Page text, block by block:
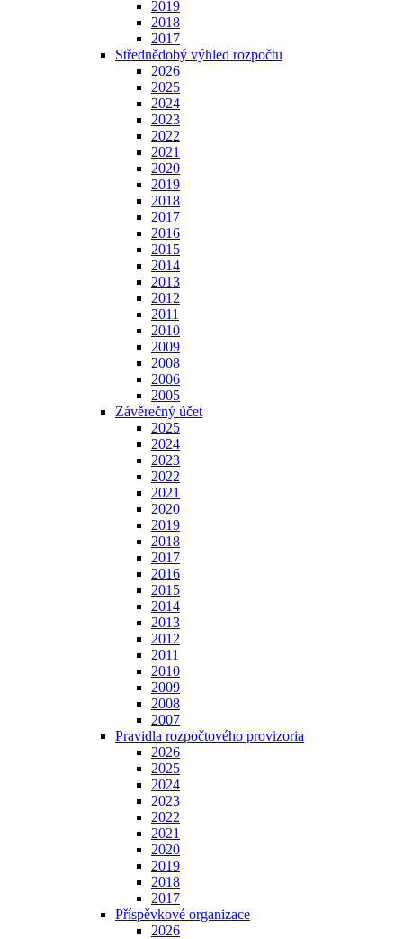
2019
2018
2017
Střednědobý výhled rozpočtu
2026
2025
2024
2023
2022
2021
2020
2019
2018
2017
2016
2015
2014
2013
2012
2011
2010
2009
2008
2006
2005
Závěrečný účet
2025
2024
2023
2022
2021
2020
2019
2018
2017
2016
2015
2014
2013
2012
2011
2010
2009
2008
2007
Pravidla rozpočtového provizoria
2026
2025
2024
2023
2022
2021
2020
2019
2018
2017
Příspěvkové organizace
2026